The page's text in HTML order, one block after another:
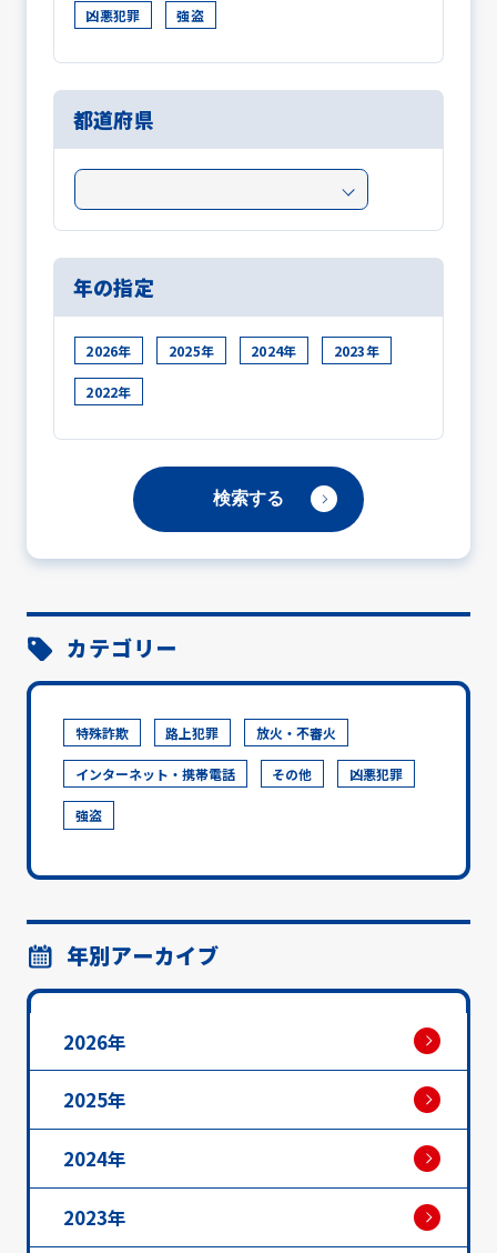
凶悪犯罪 強盗
都道府県
年の指定
2026年 2025年 2024年 2023年
2022年
カテゴリー
特殊詐欺 路上犯罪 放火・不審火
インターネット・携帯電話 その他 凶悪犯罪
強盗
年別アーカイブ
2026年
2025年
2024年
2023年